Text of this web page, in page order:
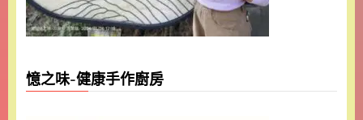
憶之味-健康手作廚房